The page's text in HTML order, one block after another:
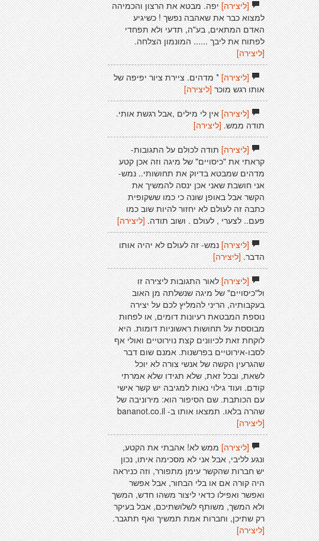
[ליצירה]יפה. מבטא את הרצון והכמיהה
למצוא כבר את שאהבה נפשך ! כשיגיע
האדם המתאים, בע"ה, תדעי ולא תפחדי
לפתוח את ליבך ...... המונמון הצלחה.
[ליצירה]
[ליצירה]* מדהים. ציירת ציור יפיפה של
אותו רגש מוכר [ליצירה]
[ליצירה]אין לי מילים ,אבל רגשת אותי.
תודה ממש. [ליצירה]
[ליצירה]תודה לכולם על התגובות-
קראתי את "כיסויים" של מיגה וזה אכן קטע
מדהים שמבטא בדיוק את תחושותי.. נמש-
אני חושבת שאני אכן ינסה להמשיך את
הקשר אבל באופן שונה כי כמו ששקופית
כתבה זה לעולם לא יחזור להיות שוב כמו
פעם.. לצערי , לעולם . ושוב תודה. [ליצירה]
[ליצירה]נמש- זה לעולם לא יהיה אותו
הדבר. [ליצירה]
[ליצירה]לאור התגובות ליצירה זו
ול"כיסויים" של מיגה שנשלתה מן האוב
בעקבותיה, הריני להמליץ לכם על יצירה
נוספת המבטאת רעיונות דומים, או לפחות
מבוססת על תחושות ראשוניות דומות. היא
לוקחת זאת לכיוונים קצת נוירוטיים ואולי אף
לסבו-אירוטיים בפרשנות. אמנם שום דבר
שהגרעין הקשה של אנשי צורה לא יוכל
לשאת, ובכל זאת, שלא תגידו שלא אמרתי
קודם. ועוד גילוי נאות למגיבה יש קשר אישי
עם הכותבת. שם הסיפור הוא: מירוניבה של
שהרה בלאו. תמצאו אותו ב- bananot.co.il
[ליצירה]
[ליצירה]ממש לא! אהבתי את הקטע,
ונגע לליבי, אבל אני לא מסכימה איתו, נכון
יש חברות שהקשר עימן מתפורר, וזה כניראה
היה קורה אם או בלי הבחור, אבל אפשר
ואפשר ואפילו כדאי ליצור משהו חדש, המשך
ולא המשך, משותף לשלושתיכם, אבל בעיקר
רק שתיכן, וחברות אמת תמשיך ואף תתגבר.
[ליצירה]